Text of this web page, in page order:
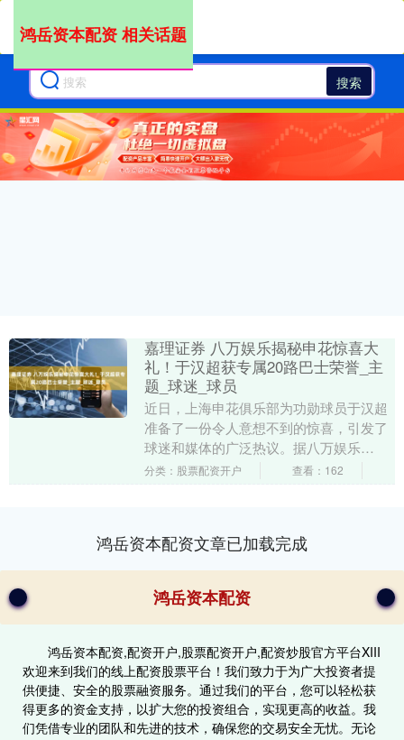
搜索
鸿岳资本配资 相关话题
嘉理证券 八万娱乐揭秘申花惊喜大
礼！于汉超获专属20路巴士荣誉_主
题_球迷_球员
近日，上海申花俱乐部为功勋球员于汉超
准备了一份令人意想不到的惊喜，引发了
球迷和媒体的广泛热议。据八万娱乐
bawan88独家点com报道，申花跟队记者
分类：股票配资开户 查看：162
鸿岳资本配资文章已加载完成
鸿岳资本配资
鸿岳资本配资,配资开户,股票配资开户,配资炒股官方平台XIII‌
欢迎来到我们的线上配资股票平台！我们致力于为广大投资者提
供便捷、安全的股票融资服务。通过我们的平台，您可以轻松获
得更多的资金支持，以扩大您的投资组合，实现更高的收益。我
们凭借专业的团队和先进的技术，确保您的交易安全无忧。无论